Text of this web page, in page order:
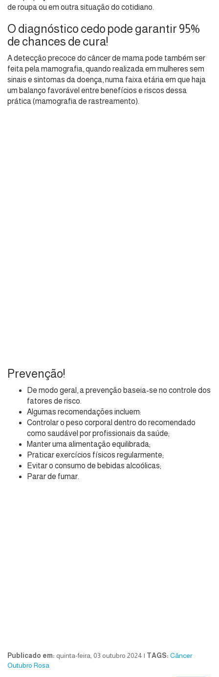
de roupa ou em outra situação do cotidiano.
O diagnóstico cedo pode garantir 95%
de chances de cura!
A detecção precoce do câncer de mama pode também ser
feita pela mamografia, quando realizada em mulheres sem
sinais e sintomas da doença, numa faixa etária em que haja
um balanço favorável entre benefícios e riscos dessa
prática (mamografia de rastreamento).
Prevenção!
De modo geral, a prevenção baseia-se no controle dos
fatores de risco.
Algumas recomendações incluem:
Controlar o peso corporal dentro do recomendado
como saudável por profissionais da saúde;
Manter uma alimentação equilibrada;
Praticar exercícios físicos regularmente;
Evitar o consumo de bebidas alcoólicas;
Parar de fumar.
Publicado em: quinta-feira, 03 outubro 2024 | TAGS: Câncer
Outubro Rosa